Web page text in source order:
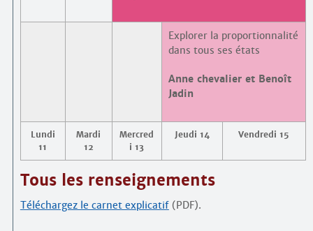
Explorer la proportionnalité
dans tous ses états
Anne chevalier et Benoît
Jadin
Lundi
11
Mardi
12
Mercred
i 13
Jeudi 14 Vendredi 15
Tous les renseignements
Téléchargez le carnet explicatif(PDF).